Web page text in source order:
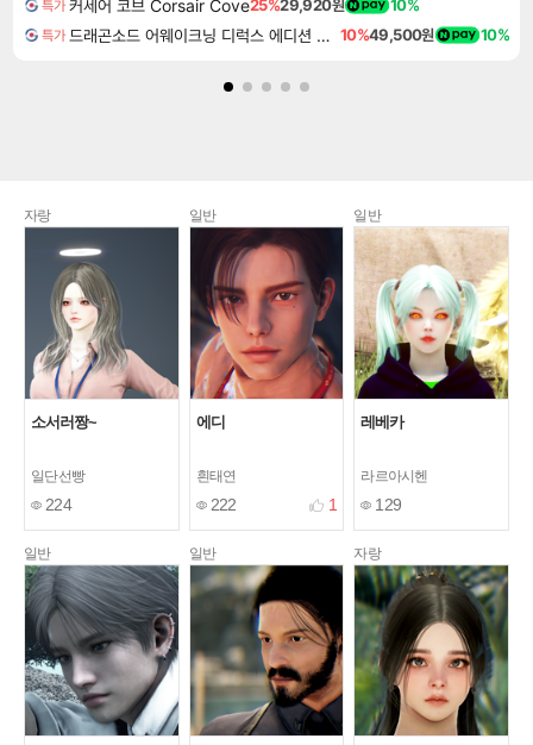
특가 커세어 코브 Corsair Cove25%29,920원 10%
특가 드래곤소드 어웨이크닝 디럭스 에디션 DragonSword Awakening Deluxe Edition 10%49,500원 10%
자랑
소서러짱~
일단선빵
224
일반
에디
흰태연
222 1
일반
레베카
라르아시헨
129
일반 일반 자랑